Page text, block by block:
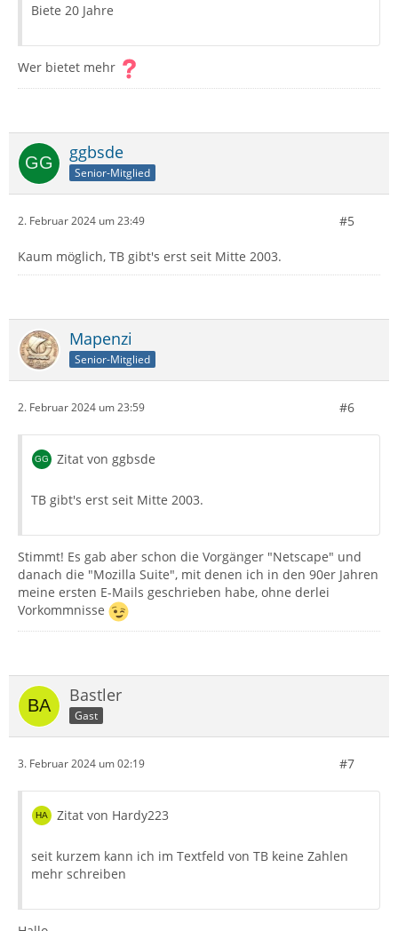
Biete 20 Jahre
Wer bietet mehr
ggbsde
Senior-Mitglied
2. Februar 2024 um 23:49 #5
Kaum möglich, TB gibt's erst seit Mitte 2003.
Mapenzi
Senior-Mitglied
2. Februar 2024 um 23:59 #6
Zitat von ggbsde
TB gibt's erst seit Mitte 2003.
Stimmt! Es gab aber schon die Vorgänger "Netscape" und
danach die "Mozilla Suite", mit denen ich in den 90er Jahren
meine ersten E-Mails geschrieben habe, ohne derlei
Vorkommnisse
Bastler
Gast
3. Februar 2024 um 02:19 #7
Zitat von Hardy223
seit kurzem kann ich im Textfeld von TB keine Zahlen
mehr schreiben